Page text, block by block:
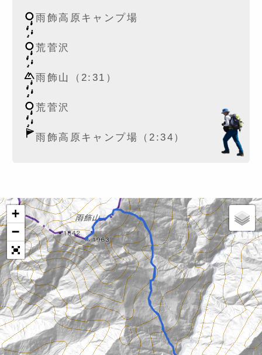
雨飾高原キャンプ場
荒菅沢
雨飾山（2:31）
荒菅沢
雨飾高原キャンプ場（2:34）
+
−